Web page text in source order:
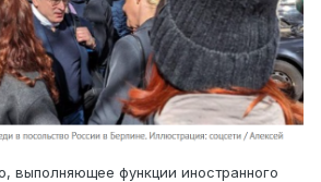
функции иностранного